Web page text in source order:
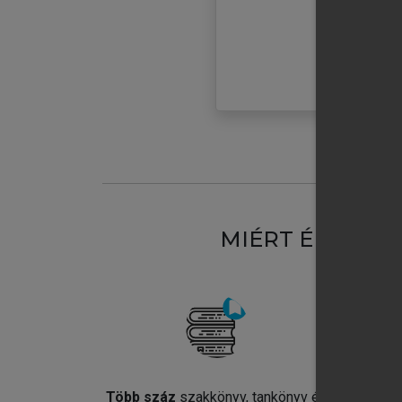
MIÉRT
Több száz szakkönyv, tankönyv és